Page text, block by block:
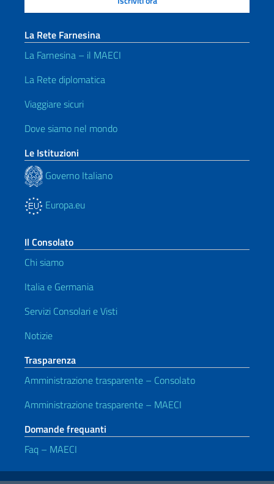
La Rete Farnesina
La Farnesina – il MAECI
La Rete diplomatica
Viaggiare sicuri
Dove siamo nel mondo
Le Istituzioni
Governo Italiano
Europa.eu
Il Consolato
Chi siamo
Italia e Germania
Servizi Consolari e Visti
Notizie
Trasparenza
Amministrazione trasparente – Consolato
Amministrazione trasparente – MAECI
Domande frequanti
Faq – MAECI